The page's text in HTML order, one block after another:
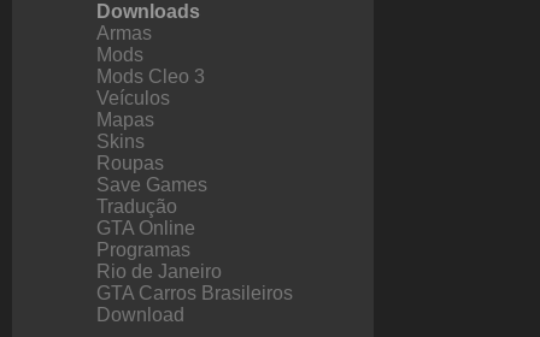
Downloads
Armas
Mods
Mods Cleo 3
Veículos
Mapas
Skins
Roupas
Save Games
Tradução
GTA Online
Programas
Rio de Janeiro
GTA Carros Brasileiros
Download